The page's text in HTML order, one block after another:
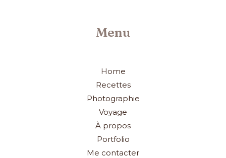
Menu
Home
Recettes
Photographie
Voyage
À propos
Portfolio
Me contacter